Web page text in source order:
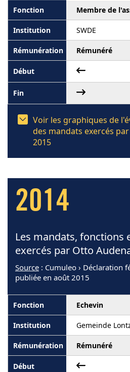
Membre de
SWDE
Rémunéré
Voir les graphiques de
des mandats exercés
2015
2014
Les mandats, fonctions
exercés par Otto
Source : Cumuleo › Déclaration
publiée en août 2015
Echevin
Gemeinde
Rémunéré